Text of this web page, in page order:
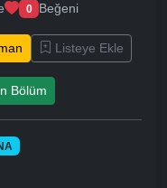
0 Beğeni
Listeye Ekle
Bölüm